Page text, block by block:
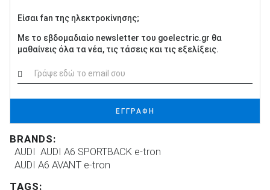
Είσαι fan της ηλεκτροκίνησης;
Με το εβδομαδιαίο newsletter του goelectric.gr θα
μαθαίνεις όλα τα νέα, τις τάσεις και τις εξελίξεις.
ΕΓΓΡΑΦΗ
BRANDS:
AUDI AUDI A6 SPORTBACK e-tron
AUDI A6 AVANT e-tron
TAGS: